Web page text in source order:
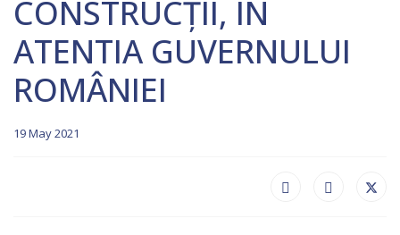
CONSTRUCȚII, ÎN
ATENTIA GUVERNULUI
ROMÂNIEI
19 May 2021